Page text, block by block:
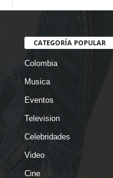
CATEGORÍA POPULAR
Colombia
Musica
Eventos
Television
Celebridades
Video
Cine